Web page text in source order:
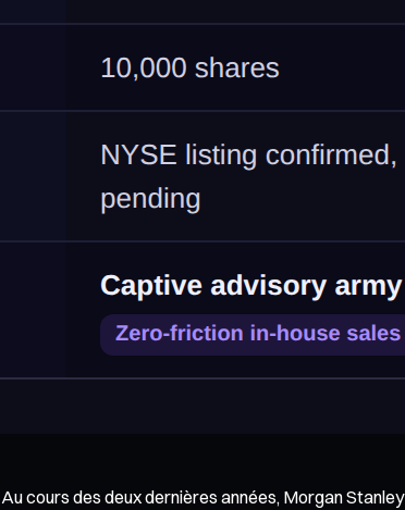
Au cours des deux dernières années, Morgan